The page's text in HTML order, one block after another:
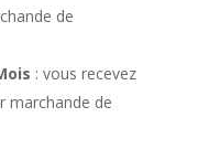
de
: vous recevez
marchande de